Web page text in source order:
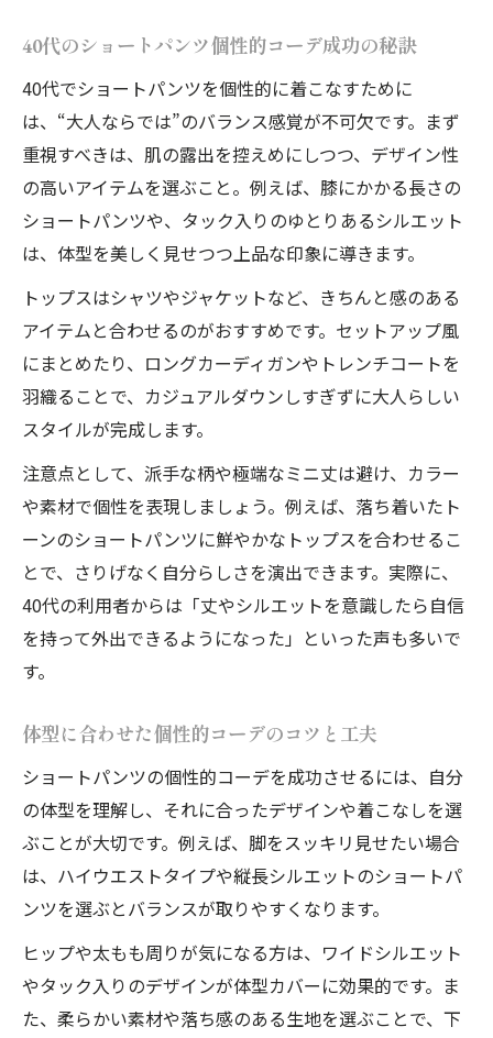
大人の黒ショートパンツ個性的コーデ術
冬も楽しむ個性的コーデの素材選びポイン
ゆったりシルエットで印象アップの技
個性的コーデはゆったりシルエットが鍵
ゆったりショートパンツで個性的コーデ完
成
体型カバーに効く個性的コーデの着こなし
大人の余裕感じる個性的コーデの工夫
ゆったりと個性的コーデで魅力をアップす
る
ショートパンツが痛く見えない着こなし術
個性的コーデで痛く見せないショートパン
ツ術
大人世代が選ぶ痛く見えない個性的コーデ
丈感選びで個性的コーデが洗練される理由
上品さを保つ個性的コーデショートパンツ
40代のショートパンツ個性的コーデ成功の秘訣
40代でショートパンツを個性的に着こなすために
は、“大人ならでは”のバランス感覚が不可欠です。まず
重視すべきは、肌の露出を控えめにしつつ、デザイン性
の高いアイテムを選ぶこと。例えば、膝にかかる長さの
ショートパンツや、タック入りのゆとりあるシルエット
は、体型を美しく見せつつ上品な印象に導きます。
トップスはシャツやジャケットなど、きちんと感のある
アイテムと合わせるのがおすすめです。セットアップ風
にまとめたり、ロングカーディガンやトレンチコートを
羽織ることで、カジュアルダウンしすぎずに大人らしい
スタイルが完成します。
注意点として、派手な柄や極端なミニ丈は避け、カラー
や素材で個性を表現しましょう。例えば、落ち着いたト
ーンのショートパンツに鮮やかなトップスを合わせるこ
とで、さりげなく自分らしさを演出できます。実際に、
40代の利用者からは「丈やシルエットを意識したら自信
を持って外出できるようになった」といった声も多いで
す。
体型に合わせた個性的コーデのコツと工夫
ショートパンツの個性的コーデを成功させるには、自分
の体型を理解し、それに合ったデザインや着こなしを選
ぶことが大切です。例えば、脚をスッキリ見せたい場合
は、ハイウエストタイプや縦長シルエットのショートパ
ンツを選ぶとバランスが取りやすくなります。
ヒップや太もも周りが気になる方は、ワイドシルエット
やタック入りのデザインが体型カバーに効果的です。ま
た、柔らかい素材や落ち感のある生地を選ぶことで、下